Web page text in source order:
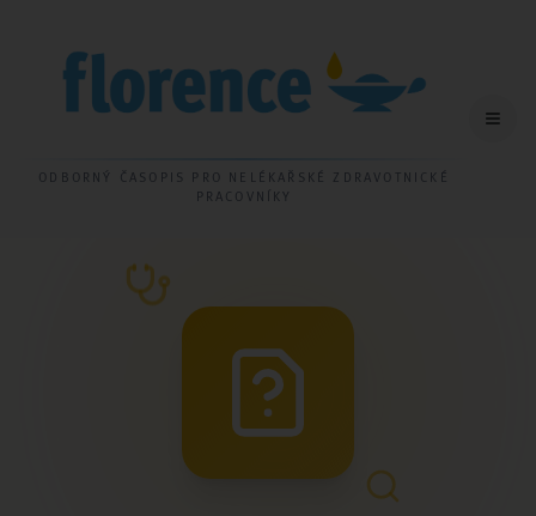
ODBORNÝ ČASOPIS PRO NELÉKAŘSKÉ ZDRAVOTNICKÉ
PRACOVNÍKY